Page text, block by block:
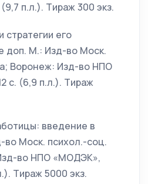
п.л.). Тираж 300 экз.
стратегии его
доп. М.: Изд-во Моск.
Воронеж: Изд-во НПО
с. (6,9 п.л.). Тираж
введение в
Моск. психол.-соц.
во НПО «МОДЭК»,
Тираж 5000 экз.